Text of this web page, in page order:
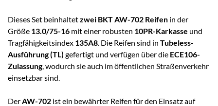
Dieses Set beinhaltetzwei BKT AW-702 Reifen in der
Größe 13.0/75-16 mit einer robusten 10PR-Karkasse und
Tragfähigkeitsindex 135A8. Die Reifen sind in Tubeless-
Ausführung (TL) gefertigt und verfügen über die ECE106-
Zulassung, wodurch sie auch im öffentlichen Straßenverkehr
einsetzbar sind.
DerAW-702 ist ein bewährter Reifen für den Einsatz auf